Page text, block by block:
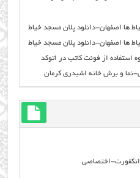
ها اصفهان-دانلود پلان مسجد خیاط
ها اصفهان-دانلود پلان مسجد خیاط
استفاده از فونت کاتب در اتوکد
نما و برش خانه اشیدری کرمان
اختصاصی